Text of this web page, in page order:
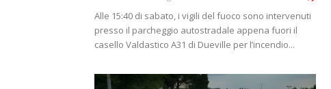
Alle 15:40 di sabato, i vigili del fuoco sono intervenuti
presso il parcheggio autostradale appena fuori il
casello Valdastico A31 di Dueville per l’incendio...